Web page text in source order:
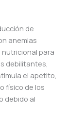
de
anemias
para
debilitantes,
el apetito,
físico de los
debido al